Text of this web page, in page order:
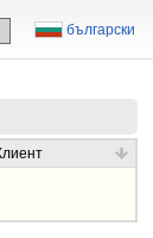
български